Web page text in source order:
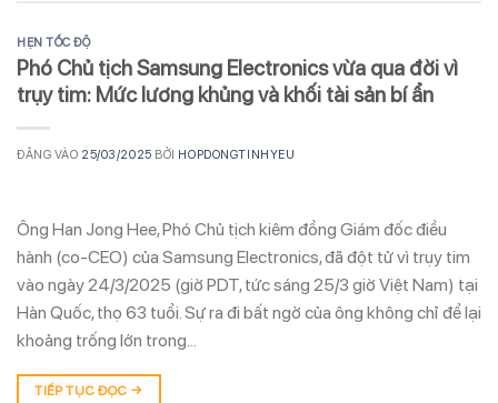
HẸN TỐC ĐỘ
Phó Chủ tịch Samsung Electronics vừa qua đời vì
trụy tim: Mức lương khủng và khối tài sản bí ẩn
ĐĂNG VÀO 25/03/2025 BỞI HOPDONGTINHYEU
Ông Han Jong Hee, Phó Chủ tịch kiêm đồng Giám đốc điều
hành (co-CEO) của Samsung Electronics, đã đột tử vì trụy tim
vào ngày 24/3/2025 (giờ PDT, tức sáng 25/3 giờ Việt Nam) tại
Hàn Quốc, thọ 63 tuổi. Sự ra đi bất ngờ của ông không chỉ để lại
khoảng trống lớn trong…
TIẾP TỤC ĐỌC →